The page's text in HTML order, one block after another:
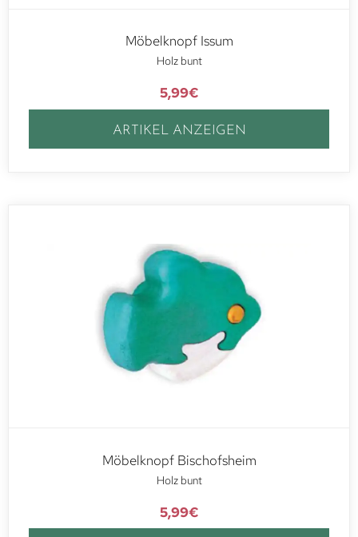
Möbelknopf Issum
Holz bunt
5,99€
ARTIKEL ANZEIGEN
Möbelknopf Bischofsheim
Holz bunt
5,99€